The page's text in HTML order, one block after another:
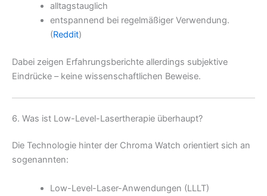
alltagstauglich
entspannend bei regelmäßiger Verwendung.
(Reddit)
Dabei zeigen Erfahrungsberichte allerdings subjektive
Eindrücke – keine wissenschaftlichen Beweise.
6. Was ist Low-Level-Lasertherapie überhaupt?
Die Technologie hinter der Chroma Watch orientiert sich an
sogenannten:
Low-Level-Laser-Anwendungen (LLLT)